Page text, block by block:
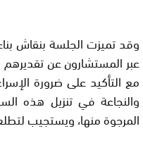
وقد تميزت الجلسة بنقاش
عبر المستشارون عن تقديرهم
مع التأكيد على ضرورة
والنجاعة في تنزيل هذه
المرجوة منها، ويستجيب